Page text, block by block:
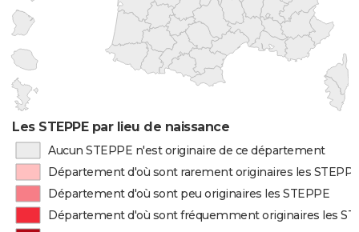
Les STEPPE par lieu de naissance
Aucun STEPPE n'est originaire de ce département
Département d'où sont rarement originaires les
Département d'où sont peu originaires les STEPPE
Département d'où sont fréquemment originaires les